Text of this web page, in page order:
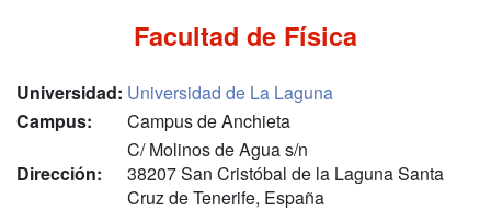
Facultad de Física
Universidad: Universidad de La Laguna
Campus:
Campus de Anchieta
Dirección:
C/ Molinos de Agua s/n
38207 San Cristóbal de la Laguna Santa
Cruz de Tenerife, España